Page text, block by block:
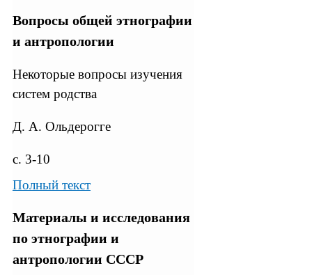
Вопросы общей этнографии
и антропологии
Некоторые вопросы изучения
систем родства
Д. А. Ольдерогге
с. 3-10
Полный текст
Материалы и исследования
по этнографии и
антропологии СССР